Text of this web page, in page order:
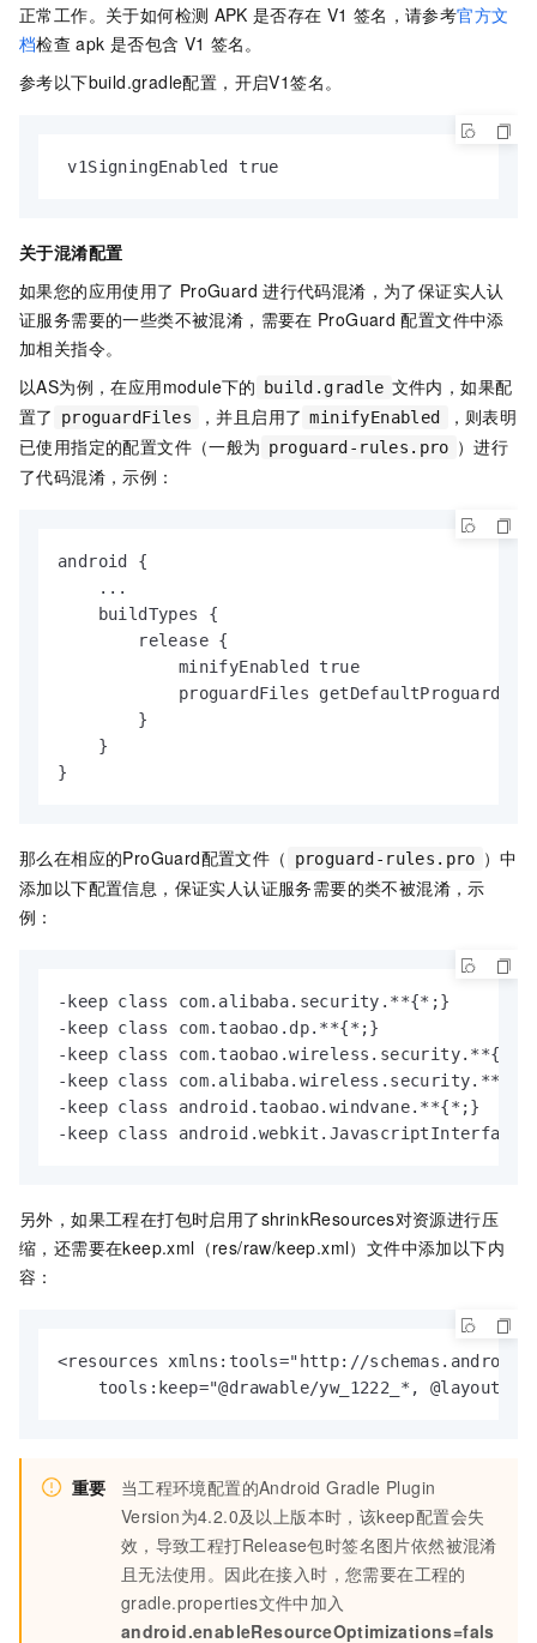
正常工作。关于如何检测 APK 是否存在 V1 签名，请参考官方文
档检查 apk 是否包含 V1 签名。
参考以下build.gradle配置，开启V1签名。
v1SigningEnabled true
关于混淆配置
如果您的应用使用了 ProGuard 进行代码混淆，为了保证实人认
证服务需要的一些类不被混淆，需要在 ProGuard 配置文件中添
加相关指令。
以AS为例，在应用module下的
build.gradle 文件内，如果配
置了
proguardFiles ，并且启用了 minifyEnabled
，则表明
已使用指定的配置文件（一般为 proguard-rules.pro ）进行
了代码混淆，示例：
android {
    ...
    buildTypes {
        release {
            minifyEnabled true
proguardFiles
        }
    }
}
那么在相应的ProGuard配置文件（ proguard-rules.pro ）中
添加以下配置信息，保证实人认证服务需要的类不被混淆，示
例：
-keep class com.alibaba.security.**{*;}
-keep class com.taobao.dp.**{*;}
-keep class com.taobao.wireless.security.**{*;}
-keep class
-keep class android.taobao.windvane.**{*;}
-keep class android.webkit.JavascriptInterface
另外，如果工程在打包时启用了shrinkResources对资源进行压
缩，还需要在keep.xml（res/raw/keep.xml） 文件中添加以下内
容：
<resources xmlns:tools="http://
tools:keep="@drawable/yw_1222_*, @layout/
重要
当工程环境配置的Android Gradle Plugin
Version为4.2.0及以上版本时，该keep配置会失
效，导致工程打Release包时签名图片依然被混淆
且无法使用。因此在接入时，您需要在工程的
gradle.properties文件中加入
android.enableResourceOptimizations=fals